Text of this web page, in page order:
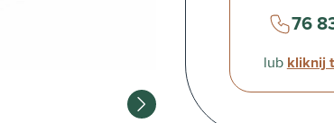
76
lub kliknij